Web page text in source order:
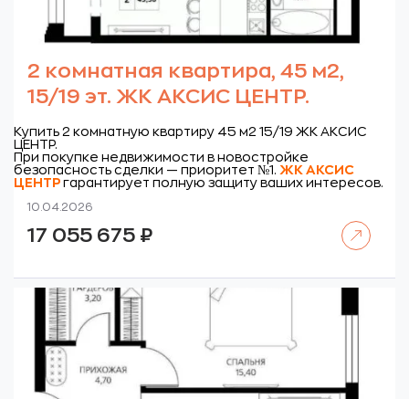
2 комнатная квартира, 45 м2,
15/19 эт. ЖК АКСИС ЦЕНТР.
Купить 2 комнатную квартиру 45 м2 15/19 ЖК АКСИС
ЦЕНТР.
При покупке недвижимости в новостройке
безопасность сделки — приоритет №1. ЖК АКСИС
ЦЕНТР гарантирует полную защиту ваших интересов.
10.04.2026
17 055 675 ₽